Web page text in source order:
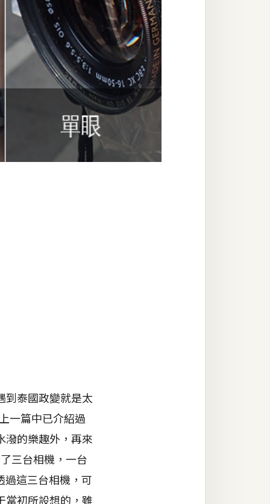
泰國政變就是太
一篇中已介紹過
潑的樂趣外，再來
三台相機，一台
過這三台相機，可
當初所設想的，雖